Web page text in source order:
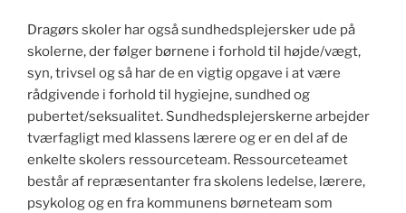
Dragørs skoler har også sundhedsplejersker ude på
skolerne, der følger børnene i forhold til højde/vægt,
syn, trivsel og så har de en vigtig opgave i at være
rådgivende i forhold til hygiejne, sundhed og
pubertet/seksualitet. Sundhedsplejerskerne arbejder
tværfagligt med klassens lærere og er en del af de
enkelte skolers ressourceteam. Ressourceteamet
består af repræsentanter fra skolens ledelse, lærere,
psykolog og en fra kommunens børneteam som